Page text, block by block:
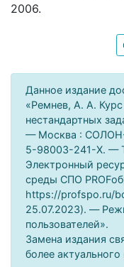
2006.
Данное издание
«Ремнев, А. А.
нестандартных
— Москва :
5-98003-241-Х. —
Электронный
среды СПО
https://profspo.ru/
25.07.2023). —
пользователей».
Замена издания
более